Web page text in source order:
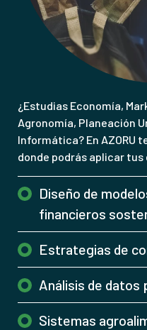
¿Estudias Economía,
Agronomía, Planeación
Informática? En AZORU
donde podrás aplicar
Diseño de
financieros
Estrategias de
Análisis de datos
Sistemas